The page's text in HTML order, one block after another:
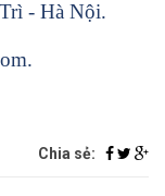
- Hà Nội.
Chia sẻ: